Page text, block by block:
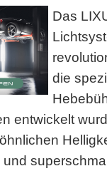
Das
die
entwickelt
und